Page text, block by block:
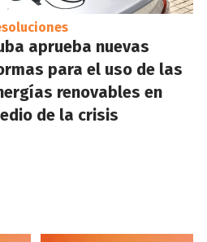
aprueba nuevas
para el uso de las
renovables en
de la crisis